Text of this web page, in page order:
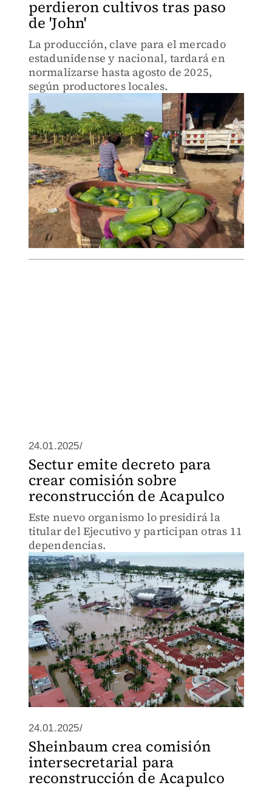
perdieron cultivos tras paso
de 'John'
La producción, clave para el mercado
estadunidense y nacional, tardará en
normalizarse hasta agosto de 2025,
según productores locales.
24.01.2025/
Sectur emite decreto para
crear comisión sobre
reconstrucción de Acapulco
Este nuevo organismo lo presidirá la
titular del Ejecutivo y participan otras 11
dependencias.
24.01.2025/
Sheinbaum crea comisión
intersecretarial para
reconstrucción de Acapulco